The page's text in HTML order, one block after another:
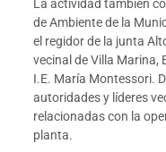
La actividad también
de Ambiente de la
el regidor de la junta
vecinal de Villa Marina,
I.E. María Montessori.
autoridades y líderes
relacionadas con la
planta.